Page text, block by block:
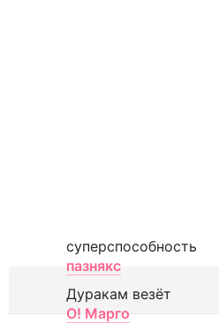
суперспособность
пазнякс
Дуракам везёт
О! Марго